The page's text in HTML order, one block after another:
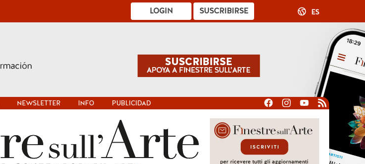
SUSCRIBIRSE
LOGIN ES
NEWSLETTER INFO PUBLICIDAD